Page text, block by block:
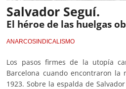
Salvador Seguí.
El héroe de las huelgas
ANARCOSINDICALISMO
Los pasos firmes de la utopía
Barcelona cuando encontraron
1923. Sobre la espalda de